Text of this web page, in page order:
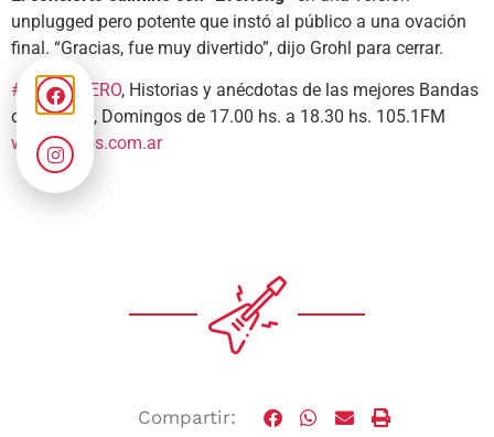
unplugged pero potente que instó al público a una ovación
final. “Gracias, fue muy divertido”, dijo Grohl para cerrar.
#ELSIESTERO, Historias y anécdotas de las mejores Bandas
del Mundo, Domingos de 17.00 hs. a 18.30 hs. 105.1FM
www.fmsos.com.ar
Compartir: